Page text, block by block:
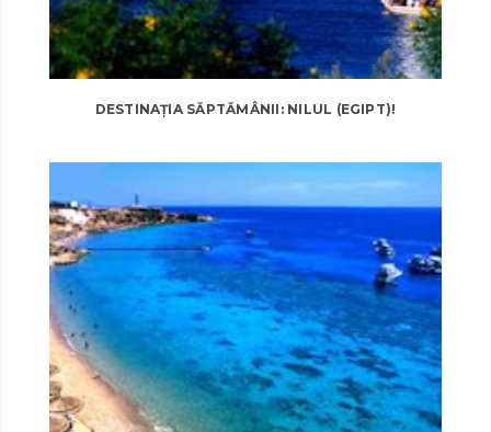
DESTINAȚIA SĂPTĂMÂNII: NILUL (EGIPT)!